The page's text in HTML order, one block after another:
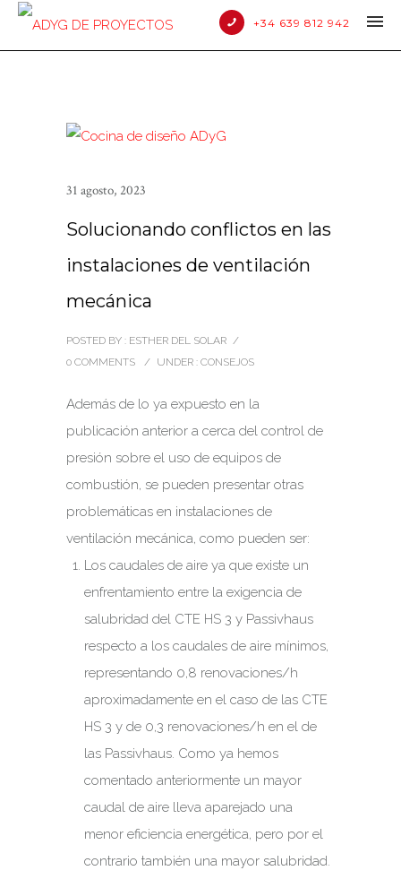
+34 639 812 942
31 agosto, 2023
Solucionando conflictos en las
instalaciones de ventilación
mecánica
POSTED BY : ESTHER DEL SOLAR /
0 COMMENTS
/ UNDER : CONSEJOS
Además de lo ya expuesto en la
publicación anterior a cerca del control de
presión sobre el uso de equipos de
combustión, se pueden presentar otras
problemáticas en instalaciones de
ventilación mecánica, como pueden ser:
Los caudales de aire ya que existe un
enfrentamiento entre la exigencia de
salubridad del CTE HS 3 y Passivhaus
respecto a los caudales de aire mínimos,
representando 0,8 renovaciones/h
aproximadamente en el caso de las CTE
HS 3 y de 0,3 renovaciones/h en el de
las Passivhaus. Como ya hemos
comentado anteriormente un mayor
caudal de aire lleva aparejado una
menor eficiencia energética, pero por el
contrario también una mayor salubridad.